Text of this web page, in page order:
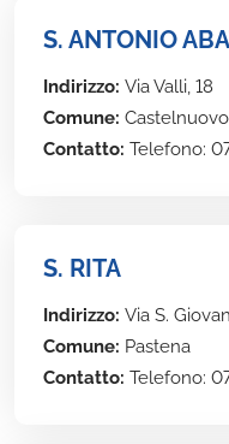
S. ANTONIO
Indirizzo: Via Valli, 18
Comune:
Contatto: Telefono:
S. RITA
Indirizzo: Via S.
Comune: Pastena
Contatto: Telefono: